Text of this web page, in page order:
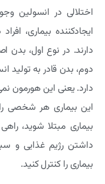
اختلالی در انسولین
ایجاد‌کننده بیماری،
دارند. در نوع اول، بدن
دوم، بدن قادر به تولید
دارد. یعنی این هورمون
این بیماری هر شخصی را
بیماری مبتلا شوید،
داشتن رژیم غذایی و
بیماری را کنترل کنید.